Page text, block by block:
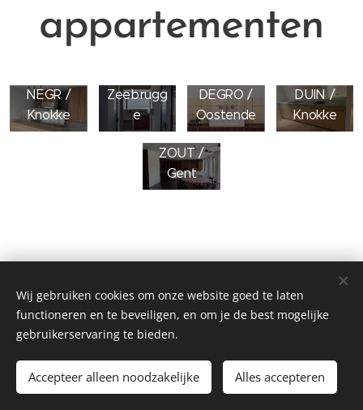
appartementen
NEGR /
Knokke
Zeebrugg
e
DEGRO /
Oostende
DUIN /
Knokke
ZOUT /
Gent
Algemene bouwonderneming VH Bouw bv, Goochelaarstraat 1,
9980 Sint-Laureins, +32476517590
Cookies
Wij gebruiken cookies om onze website goed te laten
functioneren en te beveiligen, en om je de best mogelijke
gebruikerservaring te bieden.
Accepteer alleen noodzakelijke Alles accepteren